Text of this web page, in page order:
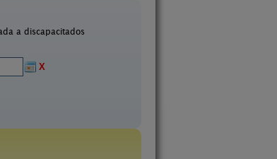
a discapacitados
X